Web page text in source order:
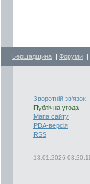
Бершадщина | Форуми |
Зворотній зв'язок
Публічна угода
Мапа сайту
PDA-версія
RSS
13.01.2026 03:20:11